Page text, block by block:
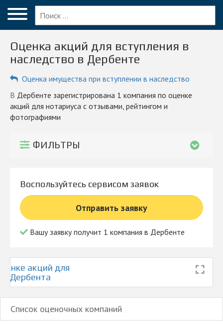
Меню
Главная
Вопрос эксперту
Компании
КОМПАНИЯМ
© 2026 Все права защищены
Оценка акций для вступления в
наследство в Дербенте
Оценка имущества при вступлении в наследство
в Дербенте зарегистрирована 1 компания по оценке
акций для нотариуса с отзывами, рейтингом и
фотографиями
ФИЛЬТРЫ
Воспользуйтесь сервисом заявок
Отправить заявку
Вашу заявку получит 1 компания в Дербенте
акций для
Дербента
Список оценочных компаний